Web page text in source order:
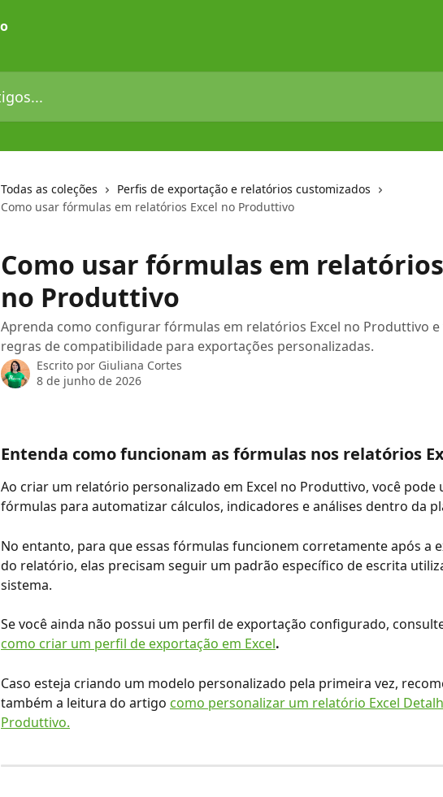
Todas as coleções
Perfis de exportação e relatórios customizados
Como usar fórmulas em relatórios Excel no Produttivo
Como usar fórmulas em
no Produttivo
Aprenda como configurar fórmulas em relatórios Excel no Produttivo e
regras de compatibilidade para exportações personalizadas.
Escrito por Giuliana Cortes
8 de junho de 2026
Entenda como funcionam as fórmulas nos relatórios
Ao criar um relatório personalizado em Excel no Produttivo, você pode
fórmulas para automatizar cálculos, indicadores e análises dentro da
No entanto, para que essas fórmulas funcionem corretamente após a
do relatório, elas precisam seguir um padrão específico de escrita
sistema.
Se você ainda não possui um perfil de exportação configurado,
como criar um perfil de exportação em Excel.
Caso esteja criando um modelo personalizado pela primeira vez,
também a leitura do artigo como personalizar um relatório Excel
Produttivo.